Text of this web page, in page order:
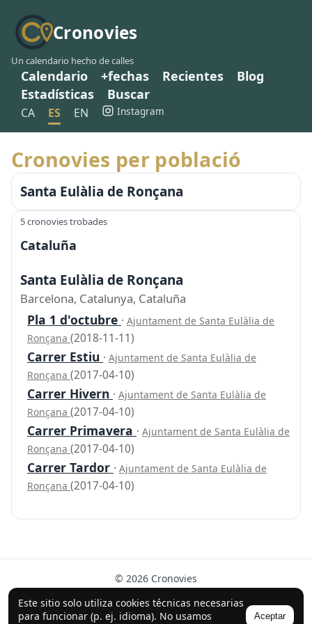
Cronovies
Un calendario hecho de calles
Calendario +fechas Recientes
Blog
Estadísticas
Buscar
CA ES EN Instagram
Este sitio solo utiliza cookies técnicas necesarias
para funcionar (p. ej. idioma). No usamos
Aceptar
Cronovies per població
Santa Eulàlia de Ronçana
5 cronovies trobades
Cataluña
Santa Eulàlia de Ronçana
Barcelona, Catalunya, Cataluña
Pla 1 d'octubre · Ajuntament de Santa Eulàlia de
Ronçana (2018-11-11)
Carrer Estiu · Ajuntament de Santa Eulàlia de
Ronçana (2017-04-10)
Carrer Hivern · Ajuntament de Santa Eulàlia de
Ronçana (2017-04-10)
Carrer Primavera · Ajuntament de Santa Eulàlia de
Ronçana (2017-04-10)
Carrer Tardor · Ajuntament de Santa Eulàlia de
Ronçana (2017-04-10)
© 2026 Cronovies
Historia en las calles · Desarrollado con la ayuda de IA
(ChatGPT).